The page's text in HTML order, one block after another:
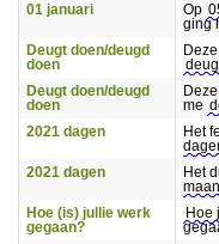
01 januari
Op
ging
Deugt doen/deugd
doen
Deugt doen/deugd
doen
me
2021 dagen
Het
2021 dagen
Het
Hoe (is) jullie werk
gegaan?
Hoe